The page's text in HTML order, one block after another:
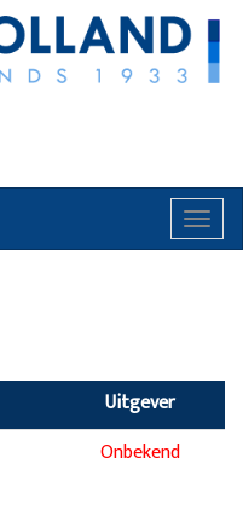
Uitgever
Onbekend